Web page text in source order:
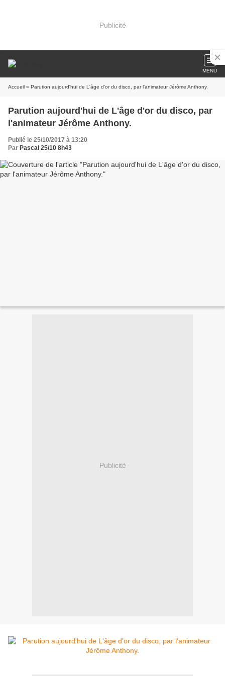
Publicité
MENU
Accueil » Parution aujourd'hui de L'âge d'or du disco, par l'animateur Jérôme Anthony.
Parution aujourd'hui de L'âge d'or du disco, par
l'animateur Jérôme Anthony.
Publié le 25/10/2017 à 13:20
Par Pascal 25/10 8h43
Publicité